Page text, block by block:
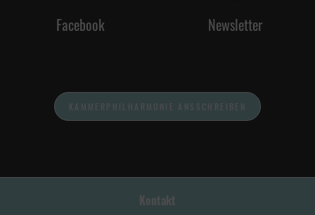
Facebook Newsletter
KAMMERPHILHARMONIE ANSSCHREIBEN
Kontakt